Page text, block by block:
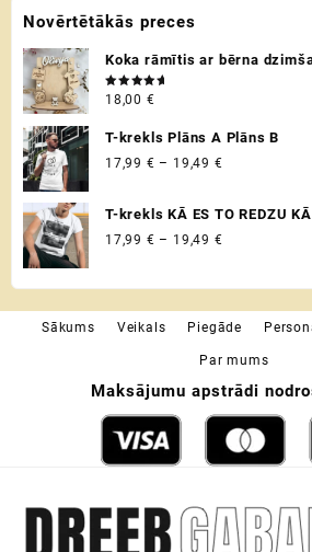
product
Novērtētākās preces
Koka rāmītis ar bērna
metriku - personalizēta
citos svētkos ♡
Novērtēts
ar 5.00
18,00 €
T-krekls Plāns A Plāns B
17,99 € – 19,49 €
17,99 €
T-krekls KĀ ES TO REDZU
VADITĀJS
17,99 € – 19,49 €
through
19,49 €
Sākums Veikals Piegāde
Par mums
Maksājumu apstrādi